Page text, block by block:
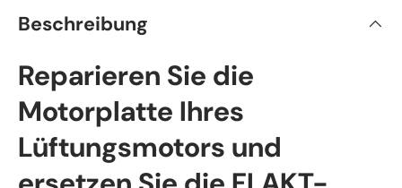
Beschreibung
Reparieren Sie die
Motorplatte Ihres
Lüftungsmotors und